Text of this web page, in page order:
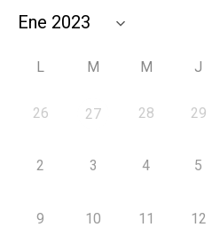
L M M J
26 27 28 29
2 3 4 5
9 10 11 12